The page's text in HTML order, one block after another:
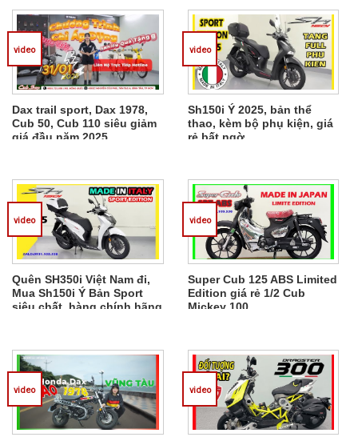
Dax trail sport, Dax 1978,
Cub 50, Cub 110 siêu giảm
giá đầu năm 2025
video
Sh150i Ý 2025, bản thể
thao, kèm bộ phụ kiện, giá
rẻ bất ngờ
video
Quên SH350i Việt Nam đi,
Mua Sh150i Ý Bản Sport
siêu chất, hàng chính hãng
video
Super Cub 125 ABS Limited
Edition giá rẻ 1/2 Cub
Mickey 100
video
video video